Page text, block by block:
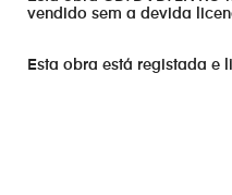
vendido sem a devida
Esta obra está registada e